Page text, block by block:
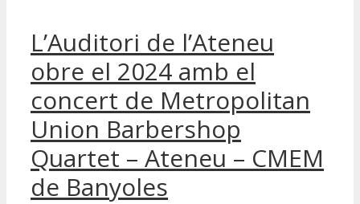
L’Auditori de l’Ateneu
obre el 2024 amb el
concert de Metropolitan
Union Barbershop
Quartet – Ateneu – CMEM
de Banyoles